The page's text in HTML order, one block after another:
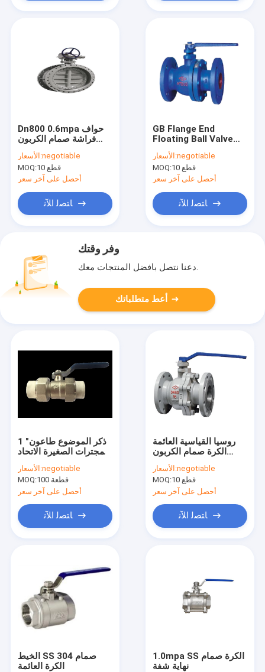
Dn800 0.6mpa حواف
فراشة صمام الكربون
الصلب الجسم بخار
متوسط
الأسعار:negotiable
MOQ:
10 قطع
أحصل على آخر سعر
ﺎﺘﺼﻟ ﺍﻶﻧ
GB Flange End
Floating Ball Valve
Pressure 1.6 Mpa
حديد الزهر غير قابل
للصدأ
الأسعار:negotiable
MOQ:
10 قطع
أحصل على آخر سعر
ﺎﺘﺼﻟ ﺍﻶﻧ
وفر وقتك
دعنا نتصل بأفضل المنتجات معك.
أعط متطلباتك
1 "ذكر الموضوع طاعون
المجترات الصغيرة الاتحاد
الكرة صمام ، صمام الكرة
النحاس تذوب الساخنة
الأسعار:negotiable
MOQ:
100 قطعة
أحصل على آخر سعر
ﺎﺘﺼﻟ ﺍﻶﻧ
روسيا القياسية العائمة
الكرة صمام الكربون
الصلب التحكم عن بعد
المضادة للتآكل
الأسعار:negotiable
MOQ:
10 قطع
أحصل على آخر سعر
ﺎﺘﺼﻟ ﺍﻶﻧ
الخيط SS 304 صمام
الكرة العائمة
1.0mpa SS الكرة صمام
نهاية شفة